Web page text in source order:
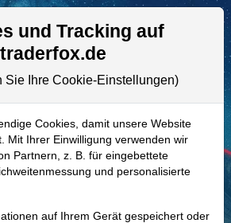
Aktien- und Artikelsuche
–StoneX Group
und Tracking auf
traderfox.de
Sie Ihre Cookie-Einstellungen)
Cookies, damit unsere Website
Mit Ihrer Einwilligung verwenden wir
Partnern, z. B. für eingebettete
und personalisierte
auf Ihrem Gerät gespeichert oder